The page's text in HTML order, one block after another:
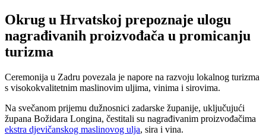
Okrug u Hrvatskoj prepoznaje ulogu
nagrađivanih proizvođača u promicanju
turizma
Ceremonija u Zadru povezala je napore na razvoju lokalnog turizma
s visokokvalitetnim maslinovim uljima, vinima i sirovima.
Na svečanom prijemu dužnosnici zadarske županije, uključujući
župana Božidara Longina, čestitali su nagrađivanim proizvođačima
ekstra djevičanskog maslinovog ulja, sira i vina.